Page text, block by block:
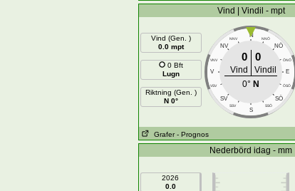
Vind | Vindil - mpt
Vind (Gen. )
0.0 mpt
0 Bft
Lugn
Riktning (Gen. )
N 0°
N
NNV NNÖ
NV NÖ
VNV ÖNÖ
V E
VSV ÖSÖ
SV SÖ
SSV SSÖ
S
0 0
Vind
Vindil
0° N
Grafer - Prognos
Nederbörd idag - mm
2026
0.0